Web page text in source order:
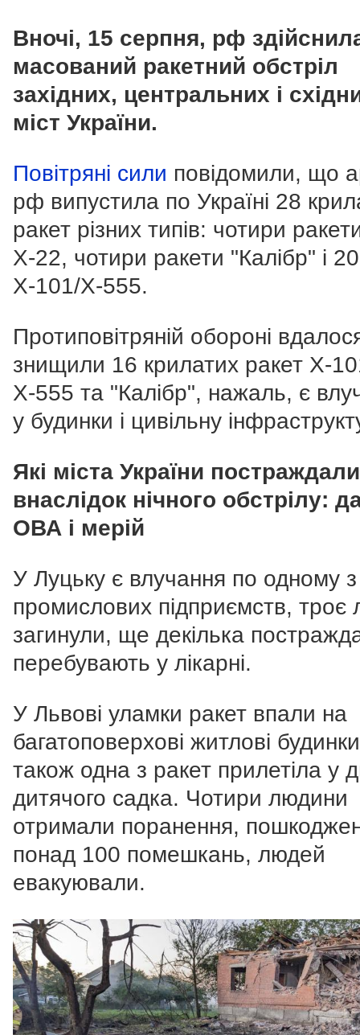
Вночі, 15 серпня, рф
масований ракетний обстріл
західних, центральних і
міст України.
Повітряні сили повідомили, що
рф випустила по Україні 28
ракет різних типів: чотири
Х-22, чотири ракети "Калібр" і
Х-101/Х-555.
Протиповітряній обороні
знищили 16 крилатих ракет Х-
Х-555 та "Калібр", нажаль, є
у будинки і цивільну
Які міста України постраждали
внаслідок нічного обстрілу:
ОВА і мерій
У Луцьку є влучання по одному з
промислових підприємств, троє
загинули, ще декілька
перебувають у лікарні.
У Львові уламки ракет впали на
багатоповерхові житлові
також одна з ракет прилетіла у
дитячого садка. Чотири людини
отримали поранення,
понад 100 помешкань, людей
евакуювали.